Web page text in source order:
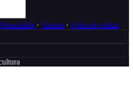
∙ Termos ∙ Aviso de coleta